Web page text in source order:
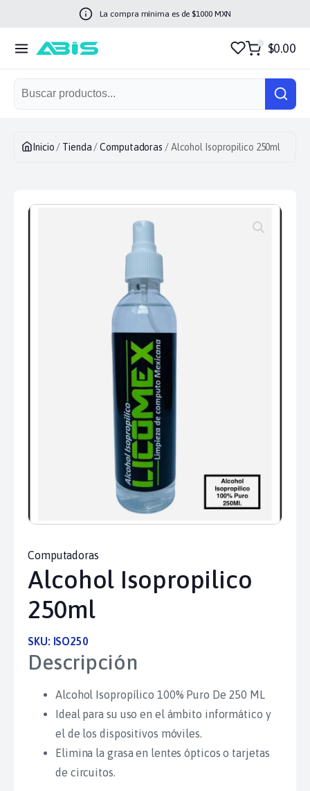
La compra mínima es de $1000MXN
$0.00
Inicio / Tienda /Computadoras / Alcohol Isopropilico 250ml
Computadoras
Alcohol Isopropilico
250ml
SKU: ISO250
Descripción
Alcohol Isopropílico 100% Puro De 250 ML
Ideal para su uso en el ámbito informático y
el de los dispositivos móviles.
Elimina la grasa en lentes ópticos o tarjetas
de circuitos.